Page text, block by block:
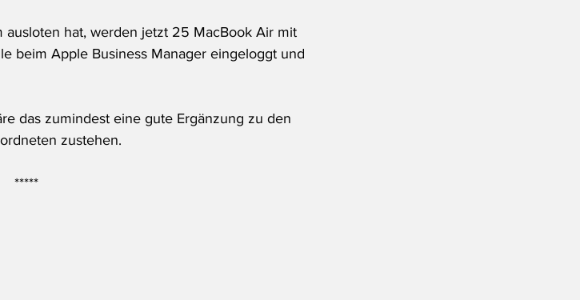
hat, werden jetzt 25 MacBook Air mit
beim Apple Business Manager eingeloggt und
das zumindest eine gute Ergänzung zu den
zustehen.
*****